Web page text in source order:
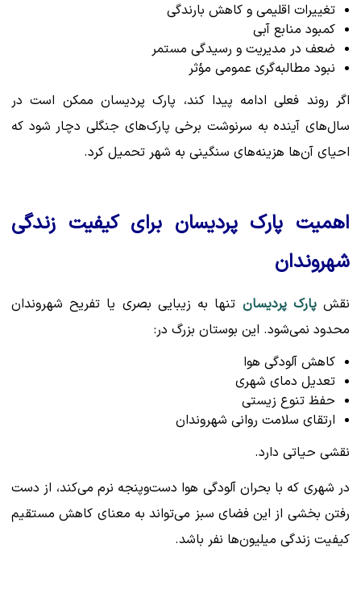
تغییرات اقلیمی و کاهش بارندگی
کمبود منابع آبی
ضعف در مدیریت و رسیدگی مستمر
نبود مطالبه‌گری عمومی مؤثر
اگر روند فعلی ادامه پیدا کند، پارک پردیسان ممکن است در
سال‌های آینده به سرنوشت برخی پارک‌های جنگلی دچار شود که
احیای آن‌ها هزینه‌های سنگینی به شهر تحمیل کرد.
اهمیت پارک پردیسان برای کیفیت زندگی
شهروندان
نقشپارک پردیسان تنها به زیبایی بصری یا تفریح شهروندان
محدود نمی‌شود. این بوستان بزرگ در:
کاهش آلودگی هوا
تعدیل دمای شهری
حفظ تنوع زیستی
ارتقای سلامت روانی شهروندان
نقشی حیاتی دارد.
در شهری که با بحران آلودگی هوا دست‌وپنجه نرم می‌کند، از دست
رفتن بخشی از این فضای سبز می‌تواند به معنای کاهش مستقیم
کیفیت زندگی میلیون‌ها نفر باشد.